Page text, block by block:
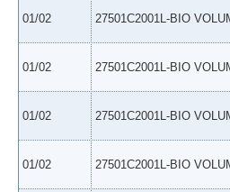
01/02 27501C2001L-BIO
01/02 27501C2001L-BIO
01/02 27501C2001L-BIO
01/02 27501C2001L-BIO